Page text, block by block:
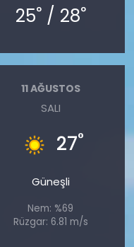
25°/ 28°
11 AĞUSTOS
SALI
27°
Güneşli
Nem: %69
Rüzgar: 6.81 m/s